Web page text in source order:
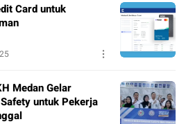
Card untuk
Medan Gelar
untuk Pekerja